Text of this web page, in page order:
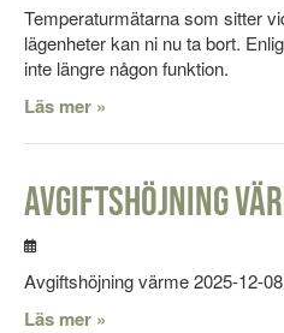
Temperaturmätarna som sitter
lägenheter kan ni nu ta bort.
inte längre någon funktion.
Läs mer »
Avgiftshöjning
Avgiftshöjning värme 2025-12-08
Läs mer »